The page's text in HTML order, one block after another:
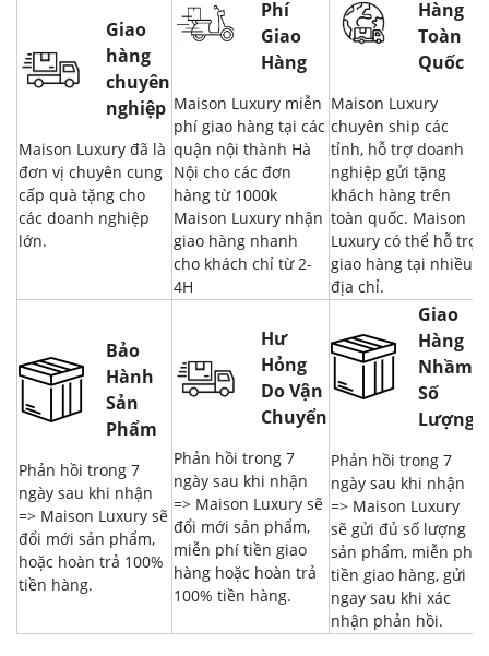
Giao
hàng
chuyên
nghiệp
Maison Luxury đã là
đơn vị chuyên cung
cấp quà tặng cho
các doanh nghiệp
lớn.
Phí
Giao
Hàng
Maison Luxury miễn
phí giao hàng tại các
quận nội thành Hà
Nội cho các đơn
hàng từ 1000k
Maison Luxury nhận
giao hàng nhanh
cho khách chỉ từ 2-
4H
Hàng
Toàn
Quốc
Maison Luxury
chuyên ship các
tỉnh, hỗ trợ doanh
nghiệp gửi tặng
khách hàng trên
toàn quốc. Maison
Luxury có thể hỗ trợ
giao hàng tại nhiều
địa chỉ.
Bảo
Hành
Sản
Phẩm
Phản hồi trong 7
ngày sau khi nhận
=> Maison Luxury sẽ
đổi mới sản phẩm,
hoặc hoàn trả 100%
tiền hàng.
Hư
Hỏng
Do Vận
Chuyển
Phản hồi trong 7
ngày sau khi nhận
=> Maison Luxury sẽ
đổi mới sản phẩm,
miễn phí tiền giao
hàng hoặc hoàn trả
100% tiền hàng.
Giao
Hàng
Nhầm,
Số
Lượng
Phản hồi trong 7
ngày sau khi nhận
=> Maison Luxury
sẽ gửi đủ số lượng
sản phẩm, miễn phí
tiền giao hàng, gửi
ngay sau khi xác
nhận phản hồi.